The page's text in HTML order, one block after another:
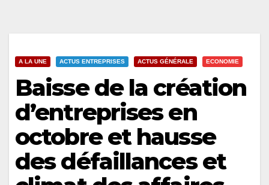
A LA UNE ACTUS ENTREPRISES ACTUS GÉNÉRALE ECONOMIE
Baisse de la création
d’entreprises en
octobre et hausse
des défaillances et